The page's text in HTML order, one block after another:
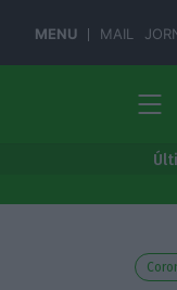
MENU MAIL